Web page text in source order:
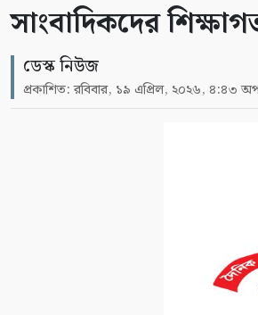
সাংবাদিকদের
ডেস্ক নিউজ
প্রকাশিত: রবিবার, ১৯ এপ্রিল, ২০২৬, ৪:৪৩